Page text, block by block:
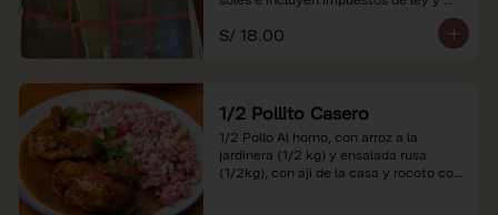
S/ 18.00
1/2 Pollito Casero
1/2 Pollo Al horno, con arroz a la
jardinera (1/2 kg) y ensalada rusa
(1/2kg), con aji de la casa y rocoto con